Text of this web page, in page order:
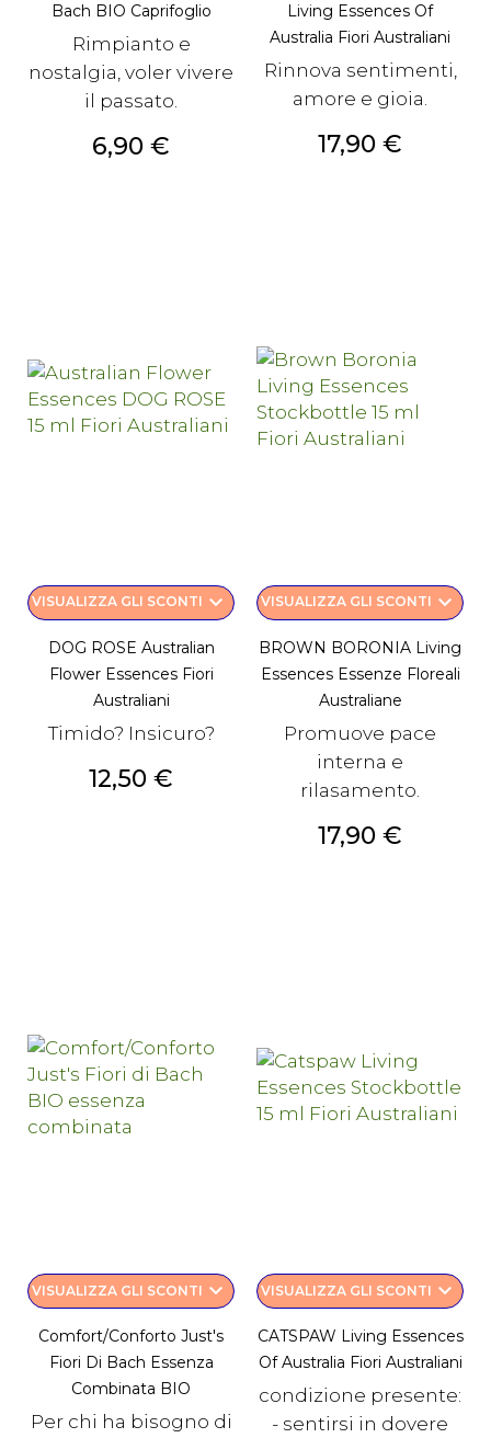
Bach BIO Caprifoglio
Rimpianto e
nostalgia, voler vivere
il passato.
Prezzo
6,90 €
Living Essences Of
Australia Fiori Australiani
Rinnova sentimenti,
amore e gioia.
Prezzo
17,90 €
VISUALIZZA GLI SCONTI keyboard_arrow_down
DOG ROSE Australian
Flower Essences Fiori
Australiani
Timido? Insicuro?
Prezzo
12,50 €
VISUALIZZA GLI SCONTI keyboard_arrow_down
BROWN BORONIA Living
Essences Essenze Floreali
Australiane
Promuove pace
interna e
rilasamento.
Prezzo
17,90 €
VISUALIZZA GLI SCONTI keyboard_arrow_down
Comfort/Conforto Just's
Fiori Di Bach Essenza
Combinata BIO
Per chi ha bisogno di
VISUALIZZA GLI SCONTI keyboard_arrow_down
CATSPAW Living Essences
Of Australia Fiori Australiani
condizione presente:
- sentirsi in dovere